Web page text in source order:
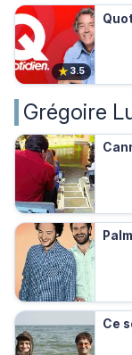
★ 3.5
Grégoire
Ce